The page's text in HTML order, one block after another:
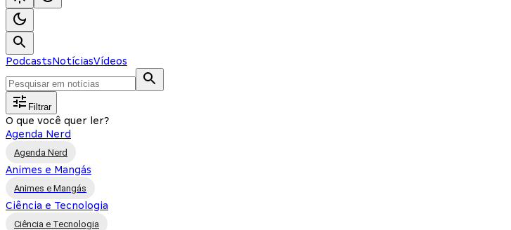
PodcastsNotíciasVídeos
Filtrar
O que você quer ler?
Agenda Nerd
Agenda Nerd
Animes e Mangás
Animes e Mangás
Ciência e Tecnologia
Ciência e Tecnologia